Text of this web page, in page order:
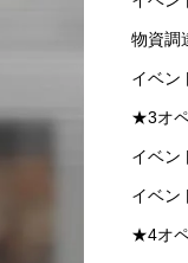
物資調
イベン
★3オ
イベン
イベン
★4オ